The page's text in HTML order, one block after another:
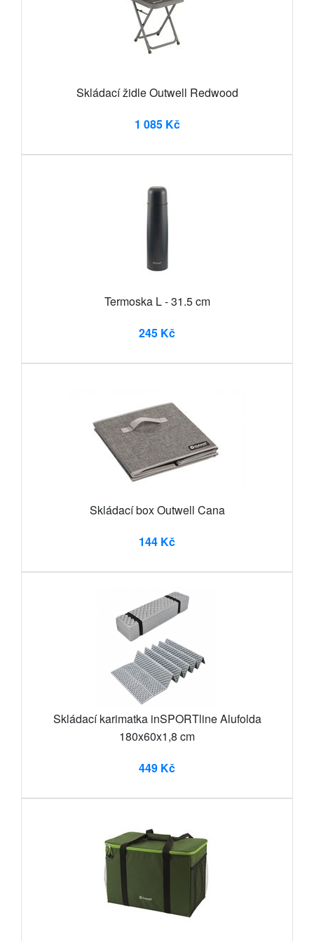
Skládací židle Outwell Redwood
1 085 Kč
Termoska L - 31.5 cm
245 Kč
Skládací box Outwell Cana
144 Kč
Skládací karimatka inSPORTline Alufolda
180x60x1,8 cm
449 Kč